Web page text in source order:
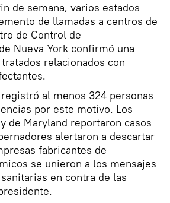
de semana, varios estados
de llamadas a centros de
de Control de
Nueva York confirmó una
relacionados con
registró al menos 324 personas
por este motivo. Los
de Maryland reportaron casos
alertaron a descartar
fabricantes de
se unieron a los mensajes
en contra de las